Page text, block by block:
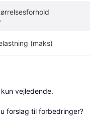
(maks)
vejledende.
forslag til forbedringer?